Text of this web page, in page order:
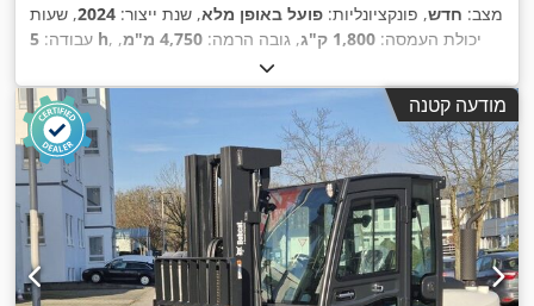
מצב: חדש, פונקציונליות: פועל באופן מלא, שנת ייצור: 2024, שעות
עבודה: 5 h , יכולת העמסה: 1,800 ק"ג , גובה הרמה: 4,750 מ"מ
,
, סוג דלק:
גובה בנייה:2,130 מ"מ , כוח:6 קילוואט (8.16 כ"ס)
, רוחב מסגרת
המזלג:902 מ"מ , אורך המזלג: , משקל עצמי:3,250
ק"ג
1,991 מ"מ , סוג הנעה:Elektro , רוחב בנייה:1,090
מ"מ,
מודעה קטנה